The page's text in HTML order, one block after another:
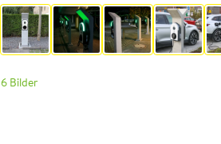
6 Bilder